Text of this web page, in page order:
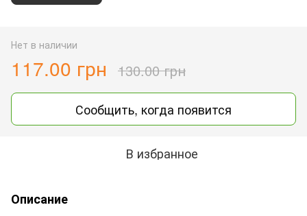
Нет в наличии
117.00 грн 130.00 грн
Сообщить, когда появится
В избранное
Описание